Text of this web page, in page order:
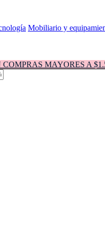
Mobiliario y
MAYORES A